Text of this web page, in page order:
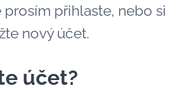
prosím přihlaste, nebo si
nový účet.
účet?